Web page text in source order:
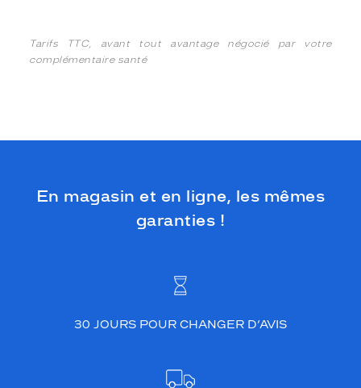
Tarifs TTC, avant tout avantage négocié par votre
complémentaire santé
En magasin et en ligne, les mêmes
garanties !
30 JOURS POUR CHANGER D’AVIS